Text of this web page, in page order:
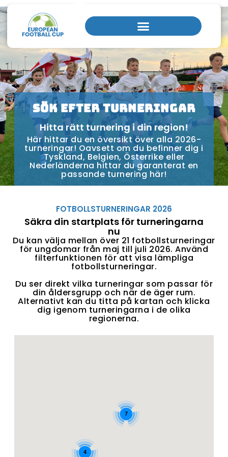
Hemsida / Sök efter turneringar
Sök efter turneringar
Hitta rätt turnering i din region!
Här hittar du en översikt över alla 2026-
turneringar! Oavsett om du befinner dig i
Tyskland, Belgien, Österrike eller
Nederländerna hittar du garanterat en
passande turnering här!
FOTBOLLSTURNERINGAR 2026
Säkra din startplats för turneringarna
nu
Du kan välja mellan över 21 fotbollsturneringar
för ungdomar från maj till juli 2026. Använd
filterfunktionen för att visa lämpliga
fotbollsturneringar.
Du ser direkt vilka turneringar som passar för
din åldersgrupp och när de äger rum.
Alternativt kan du titta på kartan och klicka
dig igenom turneringarna i de olika
regionerna.
7
4